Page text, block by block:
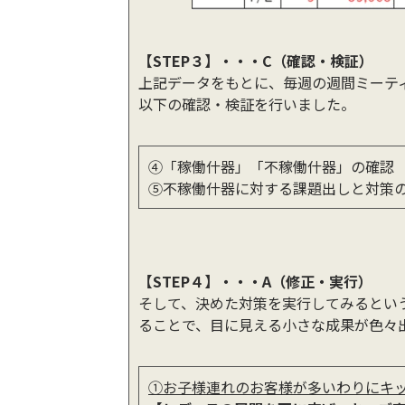
【STEP３】・・・C（確認・検証）
上記データをもとに、毎週の週間ミーテ
以下の確認・検証を行いました。
④「稼働什器」「不稼働什器」の確認
⑤不稼働什器に対する課題出しと対策
【STEP４】・・・A（修正・実行）
そして、決めた対策を実行してみると
ることで、目に見える小さな成果が色々
①お子様連れのお客様が多いわりにキ